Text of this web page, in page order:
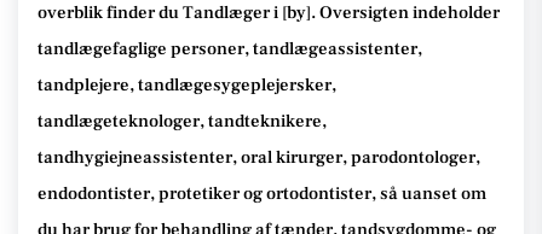
overblik finder du Tandlæger i [by].Oversigten indeholder
tandlægefaglige personer, tandlægeassistenter,
tandplejere, tandlægesygeplejersker,
tandlægeteknologer, tandteknikere,
tandhygiejneassistenter, oral kirurger, parodontologer,
endodontister, protetiker og ortodontister, såuanset om